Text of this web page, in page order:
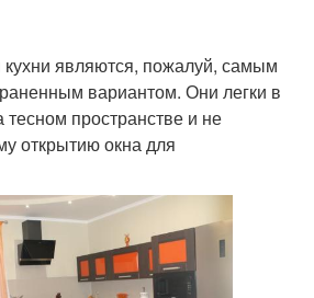
являются, пожалуй, самым
вариантом. Они легки в
пространстве и не
открытию окна для